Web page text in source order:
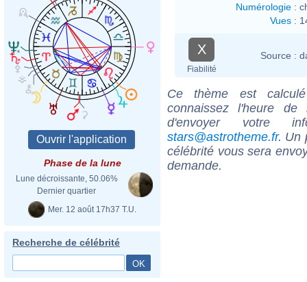
Phase de la lune
Lune décroissante, 50.06%
Dernier quartier
Mer. 12 août 17h37 T.U.
Recherche de célébrité
Numérologie :
Vues :
X
Fiabilité
Source :
Ce thème est
connaissez l'heure de
d'envoyer votre
stars@astrotheme.fr. Un
célébrité vous sera
demande.